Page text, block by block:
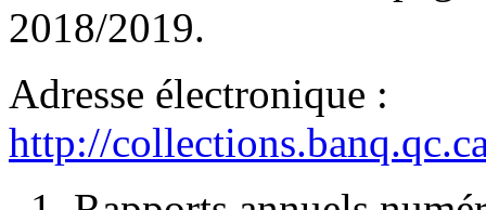
2018/2019.
Adresse électronique :
http://